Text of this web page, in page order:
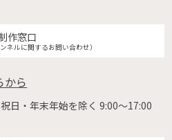
作窓口
ネルに関するお問い合わせ）
から
日・年末年始を除く 9:00〜17:00